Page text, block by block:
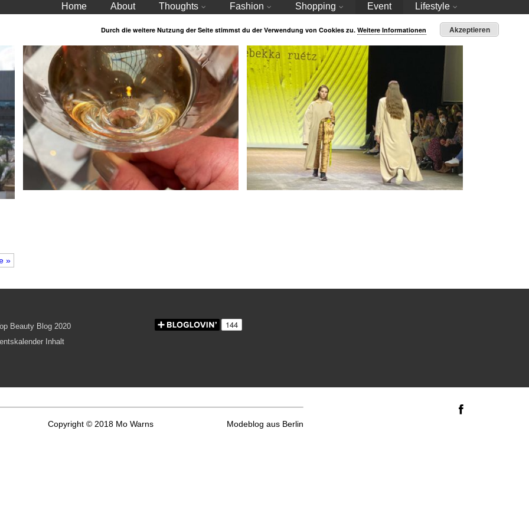
Home About Thoughts Fashion Shopping Event Lifestyle
»
Copyright © 2018 Mo Warns Modeblog aus Berlin
Durch die weitere Nutzung der Seite stimmst du der Verwendung von Cookies zu. Weitere Informationen Akzeptieren